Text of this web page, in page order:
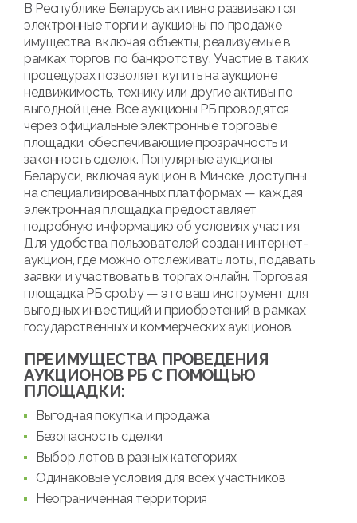
В Республике Беларусь активно развиваются
электронные торги и аукционы по продаже
имущества, включая объекты, реализуемые в
рамках торгов по банкротству. Участие в таких
процедурах позволяет купить на аукционе
недвижимость, технику или другие активы по
выгодной цене. Все аукционы РБ проводятся
через официальные электронные торговые
площадки, обеспечивающие прозрачность и
законность сделок. Популярные аукционы
Беларуси, включая аукцион в Минске, доступны
на специализированных платформах — каждая
электронная площадка предоставляет
подробную информацию об условиях участия.
Для удобства пользователей создан интернет-
аукцион, где можно отслеживать лоты, подавать
заявки и участвовать в торгах онлайн. Торговая
площадка РБ cpo.by — это ваш инструмент для
выгодных инвестиций и приобретений в рамках
государственных и коммерческих аукционов.
ПРЕИМУЩЕСТВА ПРОВЕДЕНИЯ
АУКЦИОНОВ РБ С ПОМОЩЬЮ
ПЛОЩАДКИ:
Выгодная покупка и продажа
Безопасность сделки
Выбор лотов в разных категориях
Одинаковые условия для всех участников
Неограниченная территория